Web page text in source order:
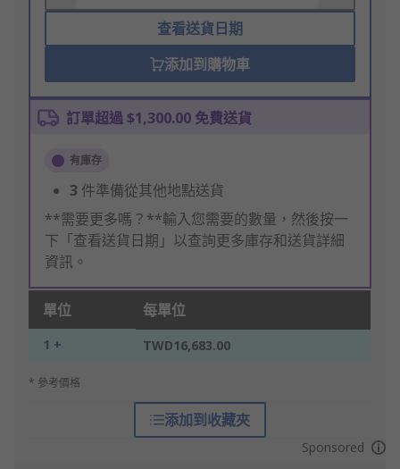
查看送貨日期
添加到購物車
訂單超過 $1,300.00 免費送貨
有庫存
3 件準備從其他地點送貨
**需要更多嗎？**輸入您需要的數量，然後按一
下「查看送貨日期」以查詢更多庫存和送貨詳細
資訊。
單位 每單位
1 + TWD16,683.00
* 參考價格
添加到收藏夾
Sponsored